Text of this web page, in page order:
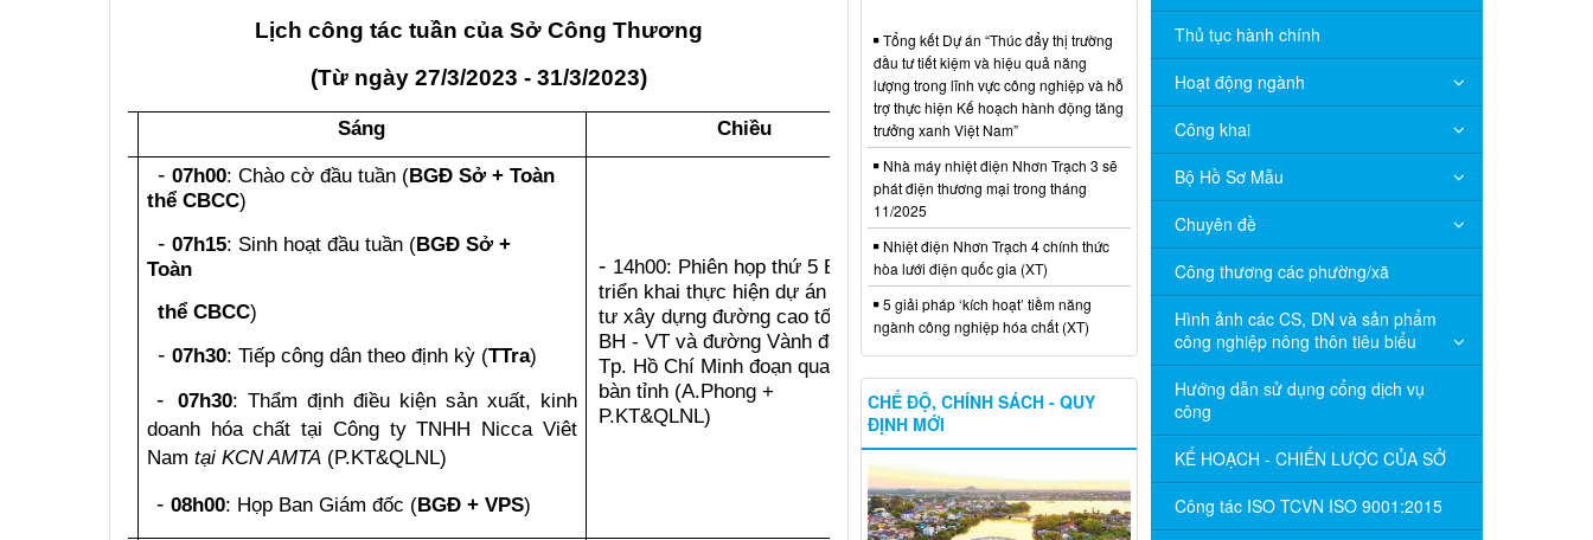
Lịch công tác tuần của Sở Công Thương
(Từ ngày 27/3/2023 - 31/3/2023)
Sáng Chiều
- 07h00: Chào cờ đầu tuần (BGĐ Sở + Toàn
thể CBCC)
- 07h15: Sinh hoạt đầu tuần (BGĐ Sở +
Toàn
thể CBCC)
- 07h30: Tiếp công dân theo định kỳ (TTra)
- 07h30: Thẩm định điều kiện sản xuất, kinh
doanh hóa chất tại Công ty TNHH Nicca Viêt
Nam tại KCN AMTA (P.KT&QLNL)
- 08h00: Họp Ban Giám đốc (BGĐ + VPS)
- 14h00: Phiên họp thứ 5 BCĐ
triển khai thực hiện dự án đầu
tư xây dựng đường cao tốc
BH - VT và đường Vành đai 3
Tp. Hồ Chí Minh đoạn qua địa
bàn tỉnh (A.Phong +
P.KT&QLNL)
Thủ tục hành chính
Hoạt động ngành
Công khai
Bộ Hồ Sơ Mẫu
Chuyên đề
Công thương các phường/xã
Hình ảnh các CS, DN và sản phẩm
công nghiệp nông thôn tiêu biểu
Hướng dẫn sử dụng cổng dịch vụ
công
KẾ HOẠCH - CHIẾN LƯỢC CỦA SỞ
Công tác ISO TCVN ISO 9001:2015
Tổng kết Dự án “Thúc đẩy thị trường
đầu tư tiết kiệm và hiệu quả năng
lượng trong lĩnh vực công nghiệp và hỗ
trợ thực hiện Kế hoạch hành động tăng
trưởng xanh Việt Nam”
Nhà máy nhiệt điện Nhơn Trạch 3 sẽ
phát điện thương mại trong tháng
11/2025
Nhiệt điện Nhơn Trạch 4 chính thức
hòa lưới điện quốc gia (XT)
5 giải pháp ‘kích hoạt’ tiềm năng
ngành công nghiệp hóa chất (XT)
CHẾ ĐỘ, CHÍNH SÁCH - QUY
ĐỊNH MỚI